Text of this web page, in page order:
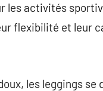
les activités
flexibilité et leur
les leggings se